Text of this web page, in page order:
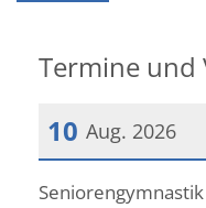
Termine und
10 Aug. 2026
Datum: 10. August
Seniorengymnastik